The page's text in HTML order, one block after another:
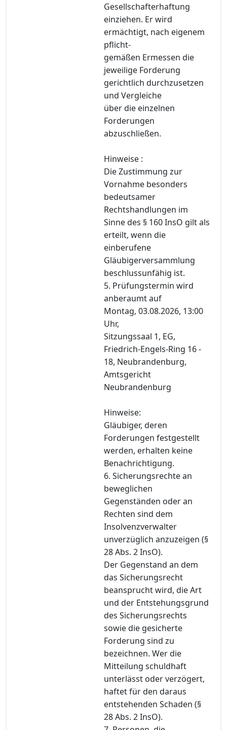
Gesellschafterhaftung
einziehen. Er wird
ermächtigt, nach eigenem
pflicht-
gemäßen Ermessen die
jeweilige Forderung
gerichtlich durchzusetzen
und Vergleiche
über die einzelnen
Forderungen
abzuschließen.
Hinweise :
Die Zustimmung zur
Vornahme besonders
bedeutsamer
Rechtshandlungen im
Sinne des § 160 InsO gilt als
erteilt, wenn die
einberufene
Gläubigerversammlung
beschlussunfähig ist.
5. Prüfungstermin wird
anberaumt auf
Montag, 03.08.2026, 13:00
Uhr,
Sitzungssaal 1, EG,
Friedrich-Engels-Ring 16 -
18, Neubrandenburg,
Amtsgericht
Neubrandenburg
Hinweise:
Gläubiger, deren
Forderungen festgestellt
werden, erhalten keine
Benachrichtigung.
6. Sicherungsrechte an
beweglichen
Gegenständen oder an
Rechten sind dem
Insolvenzverwalter
unverzüglich anzuzeigen (§
28 Abs. 2 InsO).
Der Gegenstand an dem
das Sicherungsrecht
beansprucht wird, die Art
und der Entstehungsgrund
des Sicherungsrechts
sowie die gesicherte
Forderung sind zu
bezeichnen. Wer die
Mitteilung schuldhaft
unterlässt oder verzögert,
haftet für den daraus
entstehenden Schaden (§
28 Abs. 2 InsO).